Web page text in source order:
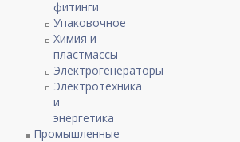
фитинги
Упаковочное
Химия и
пластмассы
Электрогенераторы
Электротехника
и
энергетика
Промышленные